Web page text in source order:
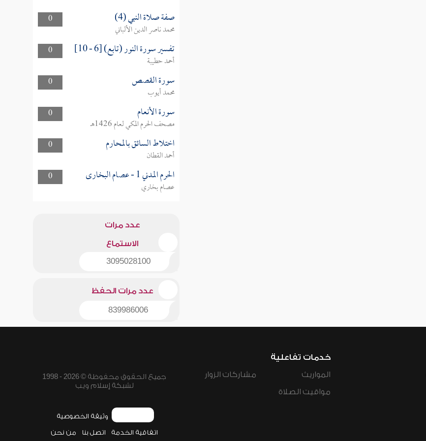
0 صفة صلاة النبي (4)
محمد ناصر الدين الألباني
0
تفسير سورة النور (تابع) [6 - 10]
أحمد حطيبة
0
سورة القصص
محمد أيوب
0
سورة الأنعام
مصحف الحرم المكي لعام 1426هـ
0
اختلاط السائق بالمحارم
أحمد القطان
0
الحرم المدني 1 - عصام البخارى
عصام بخاري
عدد مرات
الاستماع
3095028100
عدد مرات الحفظ
839986006
خدمات تفاعلية
المواريث
مواقيت الصلاة
مشاركات الزوار
جميع الحقوق محفوظة © 2026 - 1998
لشبكة إسلام ويب
وثيقة الخصوصية
اتفاقية الخدمة اتصل بنا من نحن